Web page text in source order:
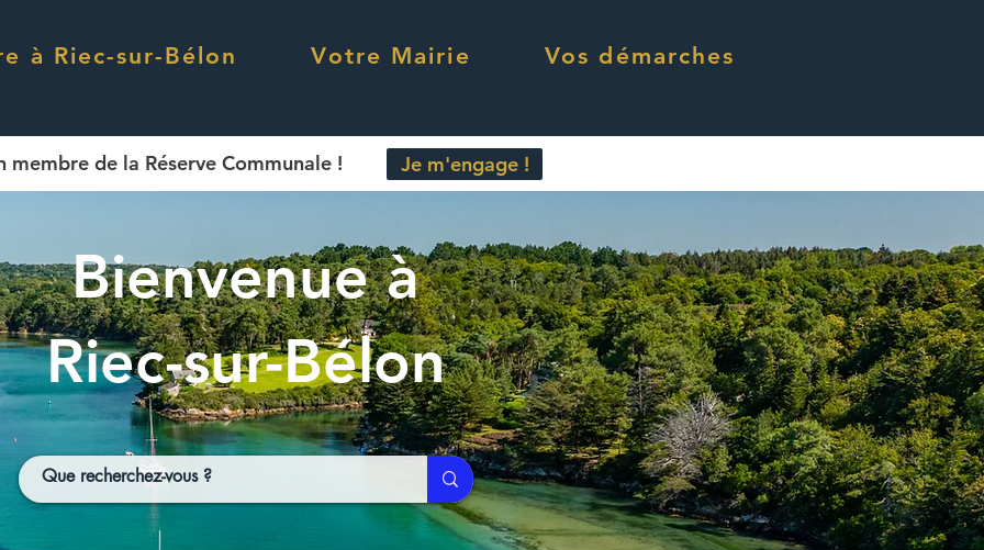
à Riec-sur-Bélon Votre Mairie Vos démarches
membre de la Réserve Communale ! Je m'engage !
Bienvenue à
Riec-sur-Bélon